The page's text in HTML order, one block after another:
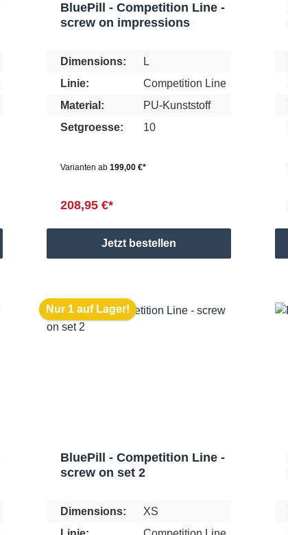
BluePill - Competition Line -
screw on impressions
Dimensions:
L
Linie:
Competition Line
Material:
PU-Kunststoff
Setgroesse:
10
Varianten ab 199,00 €*
208,95 €*
Jetzt bestellen
Nur 1 auf Lager!
BluePill - Competition Line -
screw on set 2
Dimensions:
XS